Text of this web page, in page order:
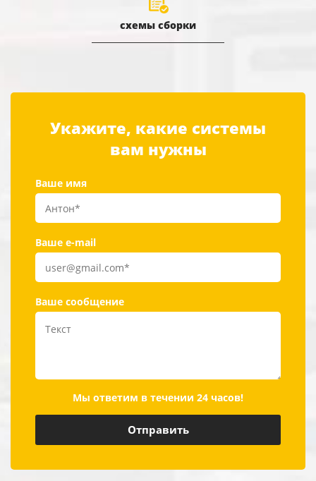
схемы сборки
Укажите, какие системы
вам нужны
Ваше имя
Ваше e-mail
Ваше сообщение
Мы ответим в течении 24 часов!